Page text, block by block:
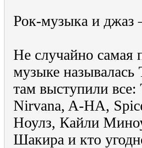
Рок-музыка и джаз
Не случайно самая
музыке называлась
там выступили
Nirvana, A-HA,
Ноулз, Кайли
Шакира и кто